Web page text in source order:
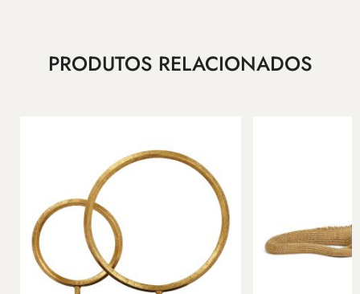
PRODUTOS RELACIONADOS